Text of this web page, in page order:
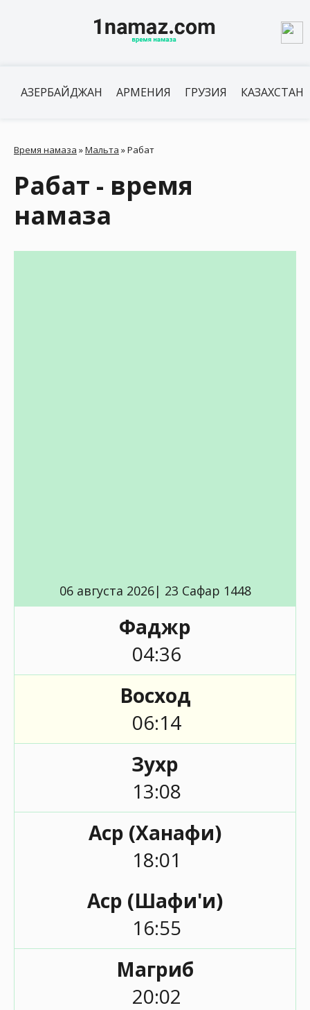
АЗЕРБАЙДЖАН АРМЕНИЯ ГРУЗИЯ КАЗАХСТАН
Время намаза »Мальта »Рабат
Рабат - время
намаза
06 августа 2026| 23 Сафар 1448
Фаджр
04:36
Восход
06:14
Зухр
13:08
Аср (Ханафи)
18:01
Аср (Шафи'и)
16:55
Магриб
20:02